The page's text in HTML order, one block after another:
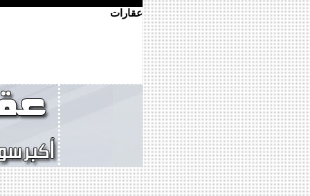
عقارات